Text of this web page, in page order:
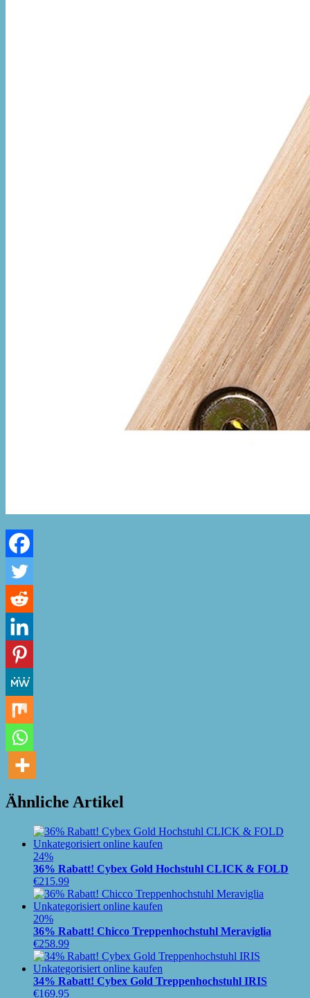
Ähnliche Artikel
24%
36% Rabatt! Cybex Gold Hochstuhl CLICK & FOLD
€215.99
20%
36% Rabatt! Chicco Treppenhochstuhl Meraviglia
€258.99
34% Rabatt! Cybex Gold Treppenhochstuhl IRIS
€169.95